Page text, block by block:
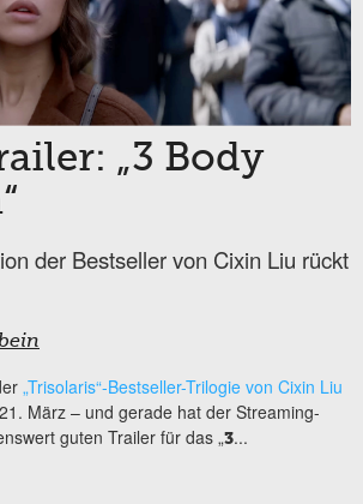
„3 Body
der Bestseller von Cixin Liu rückt
„Trisolaris“-Bestseller-Trilogie von Cixin Liu
März – und gerade hat der Streaming-
guten Trailer für das „3...